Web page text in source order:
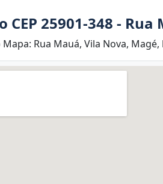
CEP 25901-348 - Rua
Rua Mauá, Vila Nova, Magé,